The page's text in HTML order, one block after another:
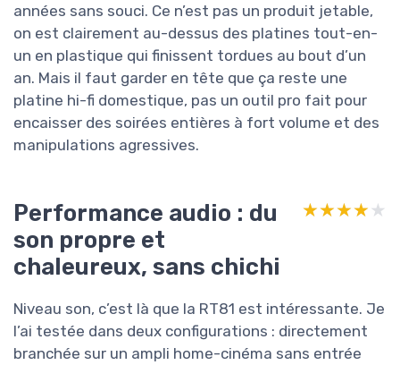
années sans souci. Ce n’est pas un produit jetable,
on est clairement au-dessus des platines tout-en-
un en plastique qui finissent tordues au bout d’un
an. Mais il faut garder en tête que ça reste une
platine hi-fi domestique, pas un outil pro fait pour
encaisser des soirées entières à fort volume et des
manipulations agressives.
Performance audio : du
son propre et
chaleureux, sans chichi
★★★★★
★★★★★
Niveau son, c’est là que la RT81 est intéressante. Je
l’ai testée dans deux configurations : directement
branchée sur un ampli home-cinéma sans entrée